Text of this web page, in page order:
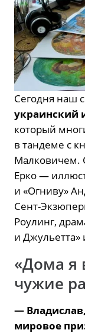
Сегодня наш
украинский
который
в тандеме с
Малковичем.
Ерко —
и «Огниву»
Сент-
Роулинг,
и
«Дома я
чужие
—
мировое